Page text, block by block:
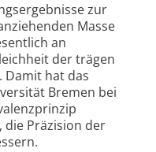
zur
Masse
an
der trägen
Damit hat das
Bremen bei
die Präzision der